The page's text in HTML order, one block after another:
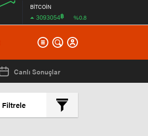
BİTCOİN
3093054฿ %0.8
Canlı Sonuçlar
Filtrele